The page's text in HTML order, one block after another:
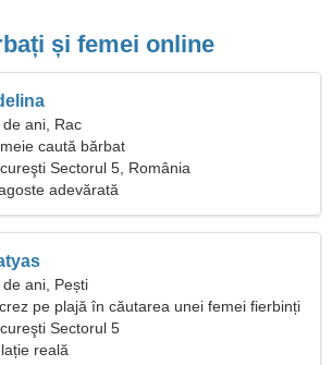
și femei online
de ani, Rac
caută bărbat
Sectorul 5, România
adevărată
de ani, Pești
pe plajă în căutarea unei femei fierbinți
Sectorul 5
reală